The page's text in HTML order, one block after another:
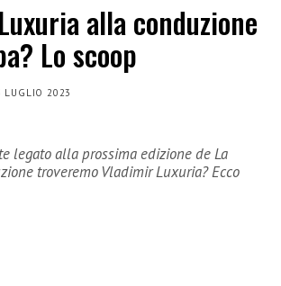
alla conduzione
Lo scoop
LUGLIO 2023
legato alla prossima edizione de La
troveremo Vladimir Luxuria? Ecco